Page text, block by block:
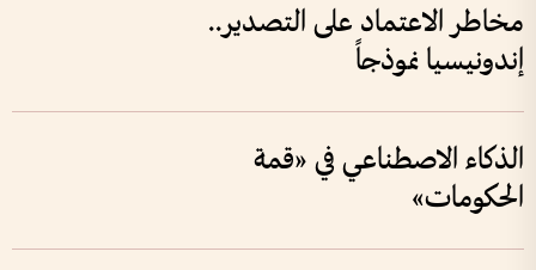
مخاطر الاعتماد على التصدير..
إندونيسيا نموذجاً
الذكاء الاصطناعي في «قمة
الحكومات»